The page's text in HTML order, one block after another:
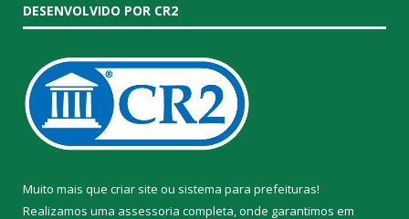
DESENVOLVIDO POR CR2
Muito mais que criar site ou sistema para prefeituras!
Realizamos uma assessoria completa, onde garantimos em